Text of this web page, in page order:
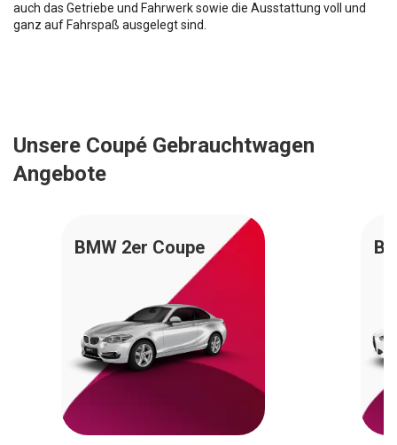
auch das Getriebe und Fahrwerk sowie die Ausstattung voll und
ganz auf Fahrspaß ausgelegt sind.
Unsere Coupé Gebrauchtwagen
Angebote
BMW 2er Coupe